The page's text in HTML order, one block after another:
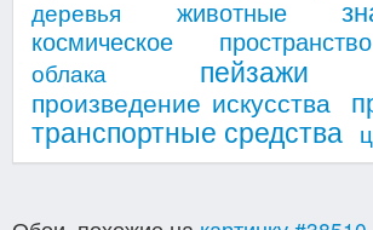
Заставки
Еще
деревья животные
космическое пространство
облака пейзажи
произведение искусства
транспортные средства